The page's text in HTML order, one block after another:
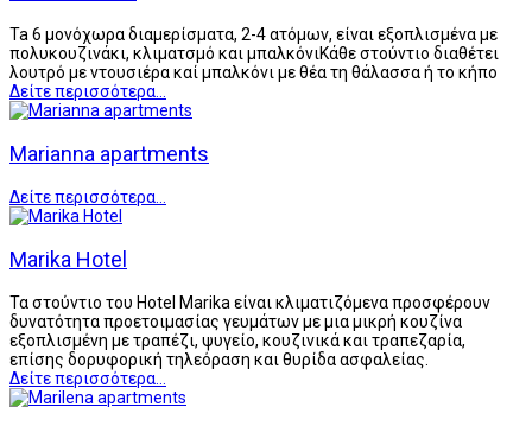
Ta 6 μονόχωρα διαμερίσματα, 2-4 ατόμων, είναι εξοπλισμένα με
πολυκουζινάκι, κλιματσμό και μπαλκόνιΚάθε στούντιο διαθέτει
λουτρό με ντουσιέρα καί μπαλκόνι με θέα τη θάλασσα ή το κήπο
Δείτε περισσότερα...
Marianna apartments
Δείτε περισσότερα...
Marika Hotel
Τα στούντιο του Hotel Marika είναι κλιματιζόμενα προσφέρουν
δυνατότητα προετοιμασίας γευμάτων με μια μικρή κουζίνα
εξοπλισμένη με τραπέζι, ψυγείο, κουζινικά και τραπεζαρία,
επίσης δορυφορική τηλεόραση και θυρίδα ασφαλείας.
Δείτε περισσότερα...